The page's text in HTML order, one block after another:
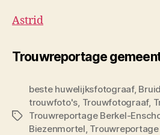
Astrid
Trouwreportage
Tags
beste huwelijksfotograaf,
trouwfoto's, Trouwfotograaf,
Trouwreportage Berkel-
Biezenmortel,